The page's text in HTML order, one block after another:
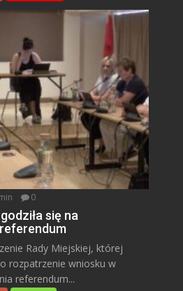
0
się na
Rady Miejskiej, której
rozpatrzenie wniosku w
referendum...